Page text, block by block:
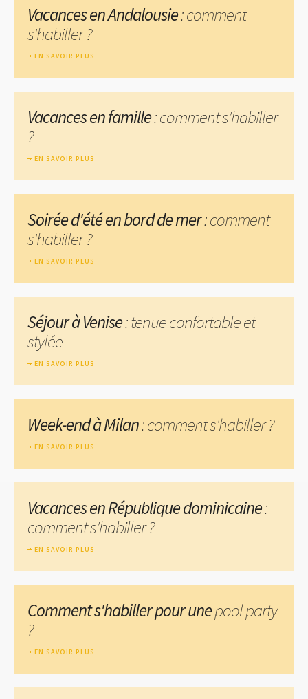
Vacances en Andalousie: comment
s'habiller ?
EN SAVOIR PLUS
Vacances en famille: comment s'habiller
?
EN SAVOIR PLUS
Soirée d'été en bord de mer: comment
s'habiller ?
EN SAVOIR PLUS
Séjour à Venise: tenue confortable et
stylée
EN SAVOIR PLUS
Week-end à Milan: comment s'habiller ?
EN SAVOIR PLUS
Vacances en République dominicaine:
comment s'habiller ?
EN SAVOIR PLUS
Comment s'habiller pour unepool party
?
EN SAVOIR PLUS